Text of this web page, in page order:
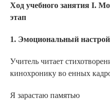
Ход учебного занятия I.
этап
1. Эмоциональный настрой
Учитель читает
кинохронику во енных
Я зарастаю памятью